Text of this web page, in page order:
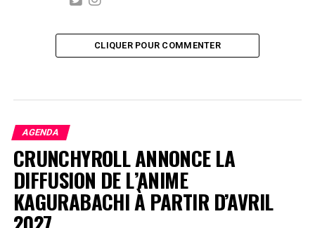
CLIQUER POUR COMMENTER
AGENDA
CRUNCHYROLL ANNONCE LA
DIFFUSION DE L’ANIME
KAGURABACHI À PARTIR D’AVRIL